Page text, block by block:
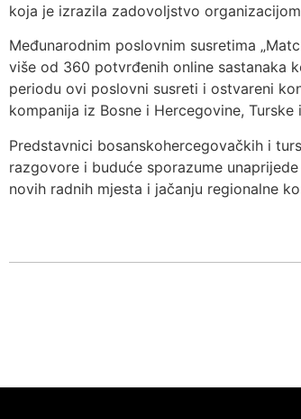
koja je izrazila zadovoljstvo
Međunarodnim poslovnim susretima
više od 360 potvrđenih online sastanaka
periodu ovi poslovni susreti i ostvareni
kompanija iz Bosne i Hercegovine,
Predstavnici bosanskohercegovačkih i
razgovore i buduće sporazume
novih radnih mjesta i jačanju regionalne